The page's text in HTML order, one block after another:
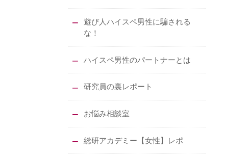
遊び人ハイスペ男性に騙される
な！
ハイスペ男性のパートナーとは
研究員の裏レポート
お悩み相談室
総研アカデミー【女性】レポ